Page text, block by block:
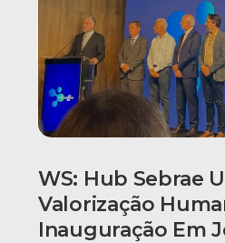
WS: Hub Sebrae
Valorização
Inauguração Em